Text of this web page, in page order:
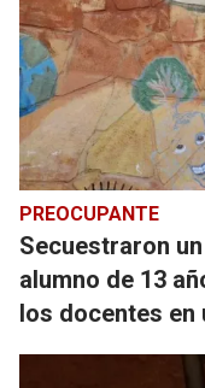
PREOCUPANTE
Secuestraron
alumno de 13
los docentes en